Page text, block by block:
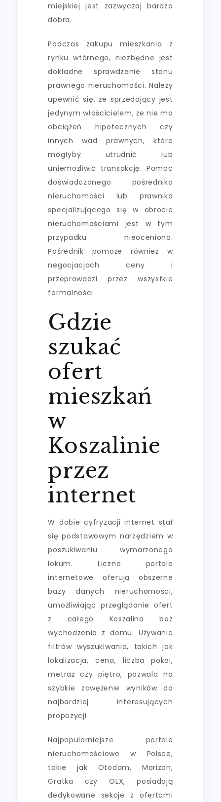
miejskiej jest zazwyczaj bardzo
dobra.
Podczas zakupu mieszkania z
rynku wtórnego, niezbędne jest
dokładne sprawdzenie stanu
prawnego nieruchomości. Należy
upewnić się, że sprzedający jest
jedynym właścicielem, że nie ma
obciążeń hipotecznych czy
innych wad prawnych, które
mogłyby utrudnić lub
uniemożliwić transakcję. Pomoc
doświadczonego pośrednika
nieruchomości lub prawnika
specjalizującego się w obrocie
nieruchomościami jest w tym
przypadku nieoceniona.
Pośrednik pomoże również w
negocjacjach ceny i
przeprowadzi przez wszystkie
formalności.
Gdzie
szukać
ofert
mieszkań
w
Koszalinie
przez
internet
W dobie cyfryzacji internet stał
się podstawowym narzędziem w
poszukiwaniu wymarzonego
lokum. Liczne portale
internetowe oferują obszerne
bazy danych nieruchomości,
umożliwiając przeglądanie ofert
z całego Koszalina bez
wychodzenia z domu. Używanie
filtrów wyszukiwania, takich jak
lokalizacja, cena, liczba pokoi,
metraż czy piętro, pozwala na
szybkie zawężenie wyników do
najbardziej interesujących
propozycji.
Najpopularniejsze portale
nieruchomościowe w Polsce,
takie jak Otodom, Morizon,
Gratka czy OLX, posiadają
dedykowane sekcje z ofertami